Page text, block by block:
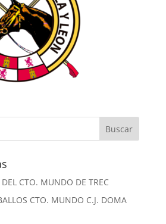
CTO. MUNDO DE TREC
CTO. MUNDO C.J. DOMA